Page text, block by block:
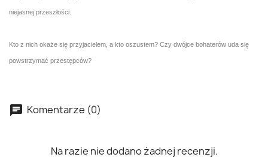
niejasnej przeszłości.
Kto z nich okaże się przyjacielem, a kto oszustem? Czy dwójce bohaterów uda się
powstrzymać przestępców?
Komentarze (0)
Na razie nie dodano żadnej recenzji.